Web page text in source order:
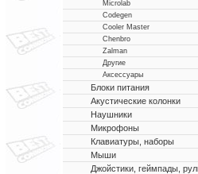
Microlab
Codegen
Cooler Master
Chenbro
Zalman
Другие
Аксессуары
Блоки питания
Акустические колонки
Наушники
Микрофоны
Клавиатуры, наборы
Мыши
Джойстики, геймпады,